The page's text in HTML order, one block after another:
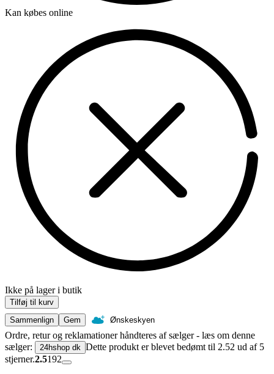
Kan købes online
Ikke på lager i butik
Tilføj til kurv
Sammenlign
Gem Ønskeskyen
Ordre, retur og reklamationer håndteres af sælger - læs om denne
sælger:
24hshop dk Dette produkt er blevet bedømt til 2.52 ud af 5
stjerner.2.5192